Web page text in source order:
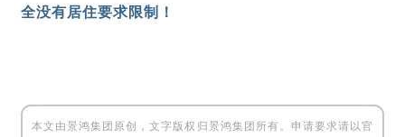
全没有居住要求限制！
本文由景鸿集团原创，文字版权归景鸿集团所有。申请要求请以官